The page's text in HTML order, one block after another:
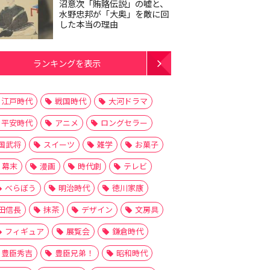
沼意次「賄賂伝説」の嘘と、
水野忠邦が「大奥」を敵に回
した本当の理由
ランキングを表示
江戸時代 戦国時代
大河ドラマ
平安時代
アニメ
ロングセラー
武将
スイーツ 雑学
お菓子
幕末
漫画 時代劇
テレビ
べらぼう
明治時代
徳川家康
信長
抹茶 デザイン
文房具
フィギュア
展覧会
鎌倉時代
豊臣秀吉
豊臣兄弟！
昭和時代